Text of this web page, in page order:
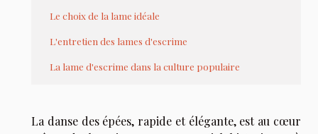
Le choix de la lame idéale
L'entretien des lames d'escrime
La lame d'escrime dans la culture populaire
La danse des épées, rapide et élégante, est au cœur